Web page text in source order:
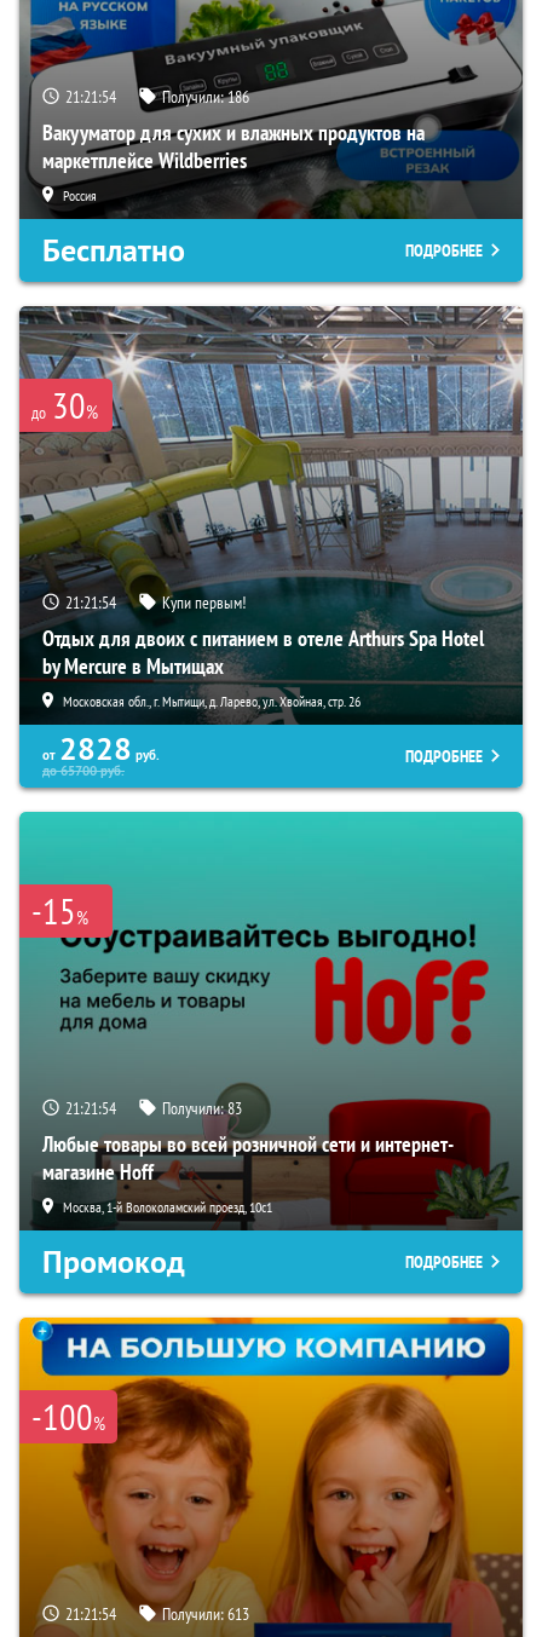
21:21:52 Получили:186
Вакууматор для сухих и влажных продуктов на
маркетплейсе Wildberries
Россия
Бесплатно ПОДРОБНЕЕ
до 30%
21:21:52 Купи первым!
Отдых для двоих с питанием в отеле Arthurs Spa Hotel
by Mercure в Мытищах
Московская обл., г. Мытищи, д. Ларево, ул. Хвойная, стр. 26
от 2828 руб.
до65700руб.
ПОДРОБНЕЕ
-15%
21:21:52 Получили:83
Любые товары во всей розничной сети и интернет-
магазине Hoff
Москва, 1-й Волоколамский проезд, 10с1
Промокод ПОДРОБНЕЕ
-100%
21:21:52 Получили:613